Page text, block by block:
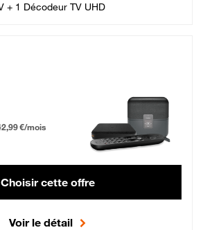
+ 1 Décodeur TV UHD
Fibre
12 mois puis 42,99 € par mois, Engagement 12 mois
€/mois
Choisir cette offre
Voir le détail